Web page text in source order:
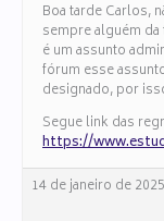
Boa tarde Carlos,
sempre alguém
é um assunto
fórum esse
designado, por
Segue link das
https://
14 de janeiro de